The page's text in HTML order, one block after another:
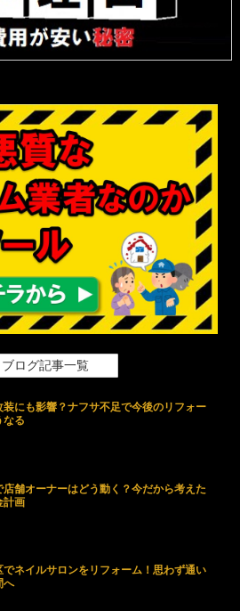
ブログ記事一覧
装にも影響？ナフサ不足で今後のリフォー
なる
店舗オーナーはどう動く？今だから考えた
計画
でネイルサロンをリフォーム！思わず通い
へ